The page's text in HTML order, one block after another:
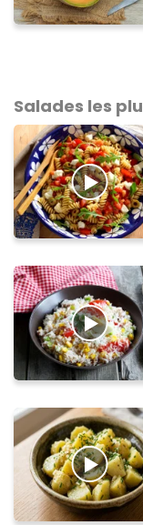
Salades les